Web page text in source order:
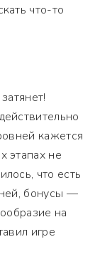
что-то
кажется
этапах не
что есть
бонусы —
на
игре